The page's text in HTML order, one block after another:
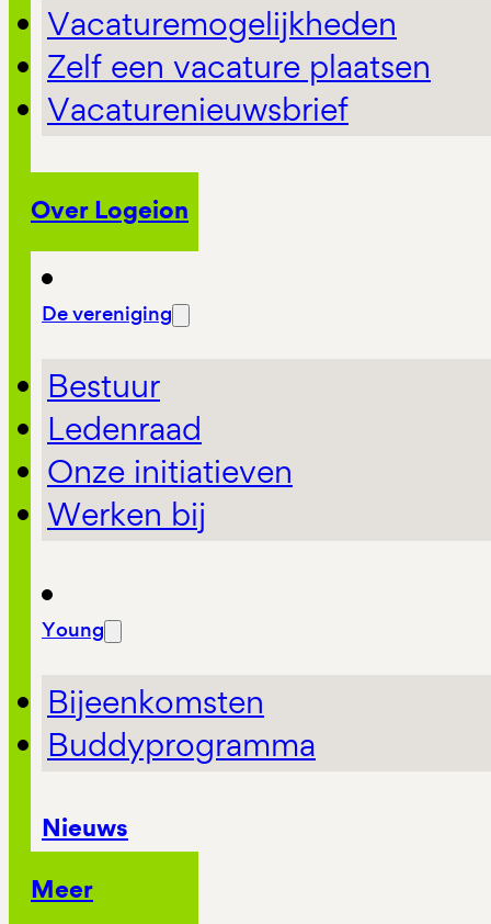
Vacaturemogelijkheden
Zelf een vacature plaatsen
Vacaturenieuwsbrief
Over Logeion
De vereniging
Bestuur
Ledenraad
Onze initiatieven
Werken bij
Young
Bijeenkomsten
Buddyprogramma
Nieuws
Meer